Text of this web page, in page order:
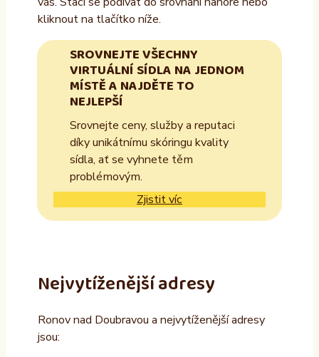
kliknout na tlačítko níže.
SROVNEJTE VŠECHNY
VIRTUÁLNÍ SÍDLA NA JEDNOM
MÍSTĚ A NAJDĚTE TO
NEJLEPŠÍ
Srovnejte ceny, služby a reputaci
díky unikátnímu skóringu kvality
sídla, ať se vyhnete těm
problémovým.
Zjistit víc
Nejvytíženější adresy
Ronov nad Doubravou a nejvytíženější adresy
jsou: